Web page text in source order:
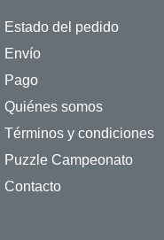
Estado del pedido
Envío
Pago
Quiénes somos
Términos y condiciones
Puzzle Campeonato
Contacto